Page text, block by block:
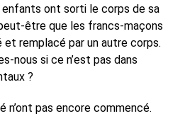
ont sorti le corps de sa
être que les francs-maçons
et remplacé par un autre corps.
nous si ce n’est pas dans
?
n’ont pas encore commencé.